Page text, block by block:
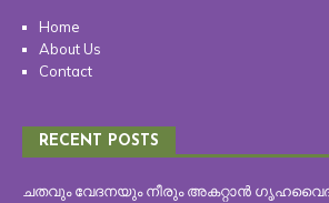
Home
About Us
Contact
RECENT POSTS
ചതവും വേദനയും നീരും അകറ്റാൻ